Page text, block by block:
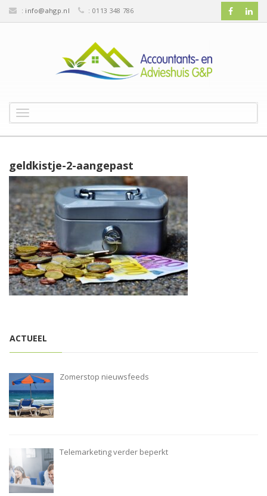
: info@ahgp.nl : 0113 348 786
o
g
e
n
a
v
i
t
i
o
n
geldkistje-2-aangepast
ACTUEEL
Zomerstop nieuwsfeeds
Telemarketing verder beperkt